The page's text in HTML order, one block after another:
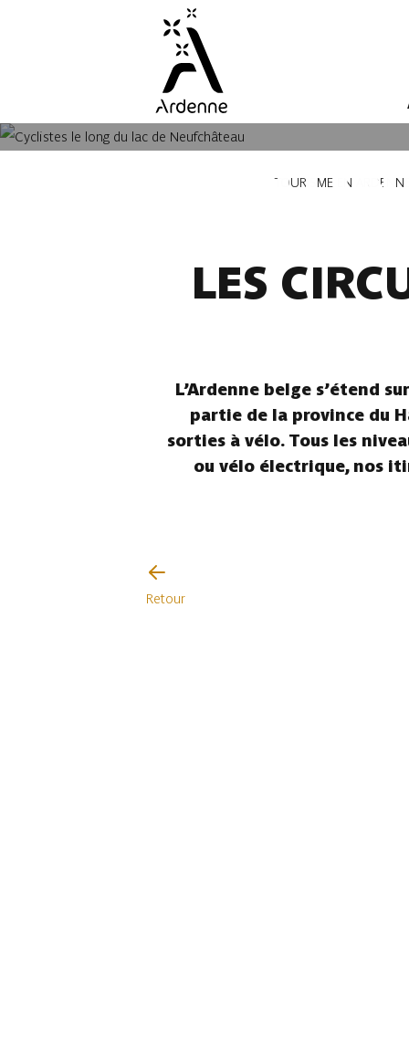
LESTOURISME EN ARDENNE
LES
L’Ardenne belge s’étend
partie de la province du
sorties à vélo. Tous les
ou vélo électrique, nos
Retour